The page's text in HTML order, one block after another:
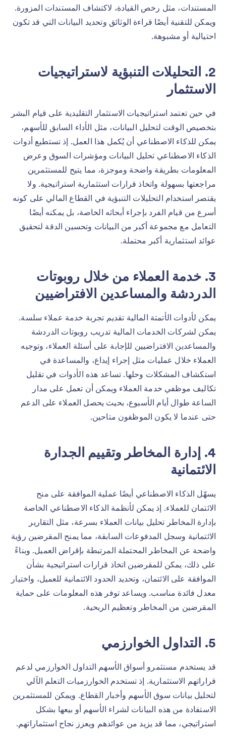
المستندات، مثل رخص القيادة، لاكتشاف المستندات المزورة.
ويمكن للتقنية أيضًا قراءة الوثائق وتحديد البيانات التي قد تكون
احتيالية أو مشبوهة.
2. التحليلات التنبؤية لاستراتيجيات
الاستثمار
في حين تعتمد استراتيجيات الاستثمار التقليدية على قيام البشر
بتخصيص الوقت لتحليل البيانات، مثل الأداء السابق للأسهم،
يمكن للذكاء الاصطناعي أن يُكمل هذا العمل. إذ تستطيع أدوات
الذكاء الاصطناعي تحليل البيانات ومؤشرات السوق وعرض
المعلومات بطريقة واضحة وموجزة، مما يتيح للمستثمرين
مراجعتها بسهولة واتخاذ قرارات استثمارية استراتيجية. ولا
يقتصر استخدام التحليلات التنبؤية في القطاع المالي على كونه
أسرع من قيام الفرد بإجراء أبحاثه الخاصة، بل يمكنه أيضًا
التعامل مع مجموعة أكبر من البيانات وتحسين الدقة لتحقيق
عوائد استثمارية أكبر محتملة.
3. خدمة العملاء من خلال روبوتات
الدردشة والمساعدين الافتراضيين
يمكن لأدوات الأتمتة المالية تقديم تجربة خدمة عملاء سلسة.
يمكن لشركات الخدمات المالية تدريب روبوتات الدردشة
والمساعدين الافتراضيين للإجابة على أسئلة العملاء، وتوجيه
العملاء خلال عمليات مثل إجراء إيداع، والمساعدة في
استكشاف المشكلات وحلها. تساعد هذه الأدوات في تقليل
تكاليف موظفي خدمة العملاء ويمكن أن تعمل على مدار
الساعة طوال أيام الأسبوع، بحيث يحصل العملاء على الدعم
حتى عندما لا يكون الموظفون متاحين.
4. إدارة المخاطر وتقييم الجدارة
الائتمانية
يسهّل الذكاء الاصطناعي أيضًا عملية الموافقة على منح
الائتمان للعملاء. إذ يمكن لأنظمة الذكاء الاصطناعي الخاصة
بإدارة المخاطر تحليل بيانات العملاء بسرعة، مثل التقارير
الائتمانية وسجل المدفوعات السابقة، مما يمنح المقرضين رؤية
واضحة عن المخاطر المحتملة المرتبطة بإقراض العميل. وبناءً
على ذلك، يمكن للمقرضين اتخاذ قرارات استراتيجية بشأن
الموافقة على الائتمان، وتحديد الحدود الائتمانية للعميل، واختيار
معدل فائدة مناسب. ويساعد توفر هذه المعلومات على حماية
المقرضين من المخاطر وتعظيم الربحية.
5. التداول الخوارزمي
قد يستخدم مستثمرو أسواق الأسهم التداول الخوارزمي لدعم
قراراتهم الاستثمارية. إذ تستخدم الخوارزميات التعلم الآلي
لتحليل بيانات سوق الأسهم وأخبار القطاع. ويمكن للمستثمرين
الاستفادة من هذه البيانات لشراء الأسهم أو بيعها بشكل
استراتيجي، مما قد يزيد من عوائدهم ويعزز نجاح استثماراتهم.